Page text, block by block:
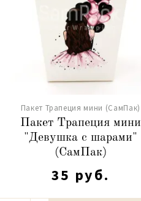
Пакет Трапеция мини (СамПак)
Пакет Трапеция мини
"Девушка с шарами"
(СамПак)
35 руб.